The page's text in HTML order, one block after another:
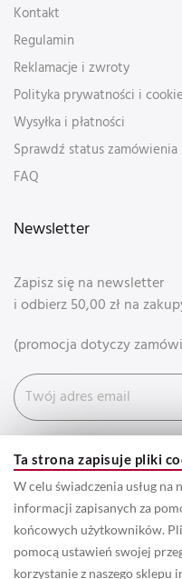
Ta strona zapisuje pliki
W celu świadczenia usług na
informacji zapisanych za
końcowych użytkowników.
pomocą ustawień swojej
korzystanie z naszego sklepu
Kontakt
Regulamin
Reklamacje i zwroty
Polityka prywatności i
Wysyłka i płatności
Sprawdź status zamówienia
FAQ
Newsletter
Zapisz się na newsletter
i odbierz 50,00 zł na
(promocja dotyczy